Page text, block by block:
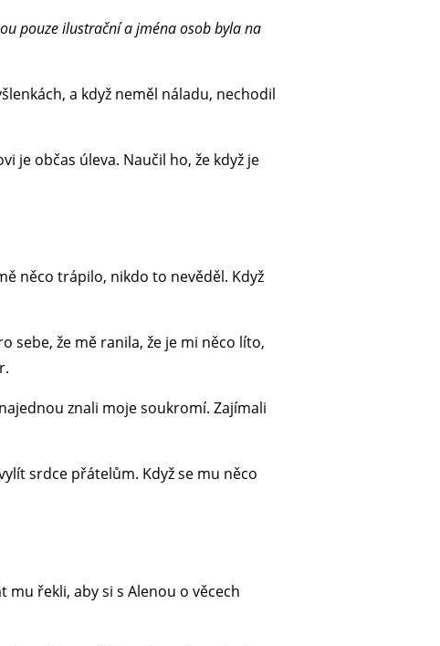
pouze ilustrační a jména osob byla na
a když neměl náladu, nechodil
je občas úleva. Naučil ho, že když je
něco trápilo, nikdo to nevěděl. Když
sebe, že mě ranila, že je mi něco líto,
znali moje soukromí. Zajímali
srdce přátelům. Když se mu něco
řekli, aby si s Alenou o věcech